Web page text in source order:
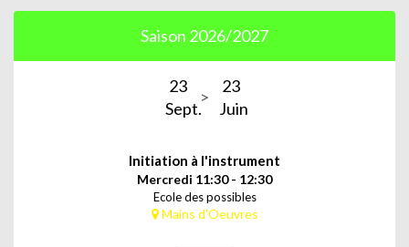
Saison 2026/2027
23
Sept.
23
Juin
Initiation à l'instrument
Mercredi 11:30 - 12:30
Ecole des possibles
Mains d'Oeuvres